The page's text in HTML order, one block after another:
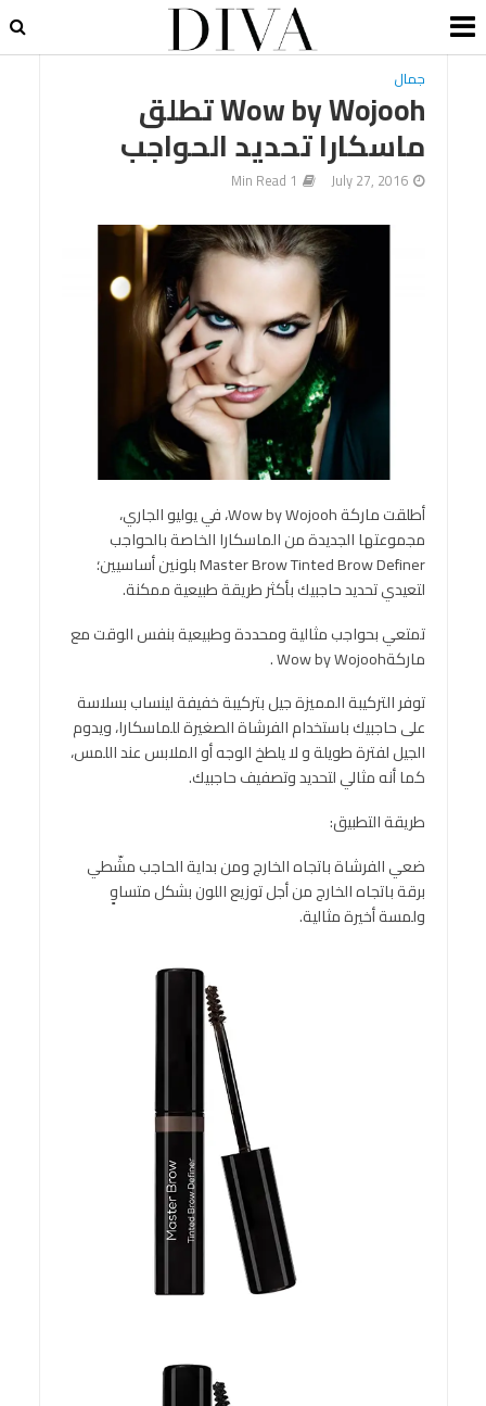
جمال
Wow by Wojooh تطلق
ماسكارا تحديد الحواجب
July 27, 2016
1 Min Read
أطلقت ماركة Wow by Wojooh، في يوليو الجاري،
مجموعتها الجديدة من الماسكارا الخاصة بالحواجب
Master Brow Tinted Brow Definer بلونين أساسيين؛
لتعيدي تحديد حاجبيك بأكثر طريقة طبيعية ممكنة.
تمتعي بحواجب مثالية ومحددة وطبيعية بنفس الوقت مع
ماركةWow by Wojooh .
توفر التركيبة المميزة جيل بتركيبة خفيفة لينساب بسلاسة
على حاجبيك باستخدام الفرشاة الصغيرة للماسكارا، ويدوم
الجيل لفترة طويلة و لا يلطخ الوجه أو الملابس عند اللمس،
كما أنه مثالي لتحديد وتصفيف حاجبيك.
طريقة التطبيق:
ضعي الفرشاة باتجاه الخارج ومن بداية الحاجب مشّطي
برقة باتجاه الخارج من أجل توزيع اللون بشكل متساوٍ
ولمسة أخيرة مثالية.